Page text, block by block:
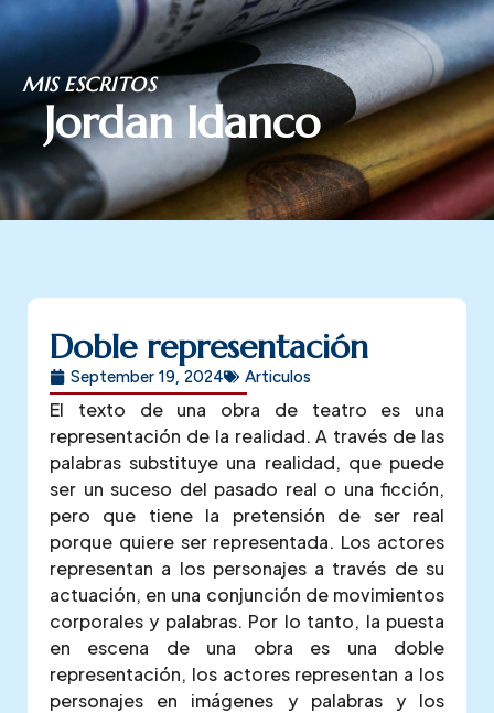
to
content
MIS ESCRITOS
Jordan Idanco
Doble representación
September 19, 2024 Articulos
El texto de una obra de teatro es una
representación de la realidad. A través de las
palabras substituye una realidad, que puede
ser un suceso del pasado real o una ficción,
pero que tiene la pretensión de ser real
porque quiere ser representada. Los actores
representan a los personajes a través de su
actuación, en una conjunción de movimientos
corporales y palabras. Por lo tanto, la puesta
en escena de una obra es una doble
representación, los actores representan a los
personajes en imágenes y palabras y los